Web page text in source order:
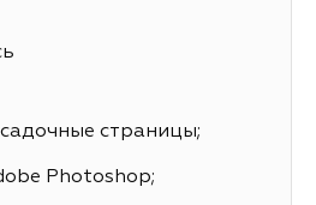
страницы;
Photoshop;